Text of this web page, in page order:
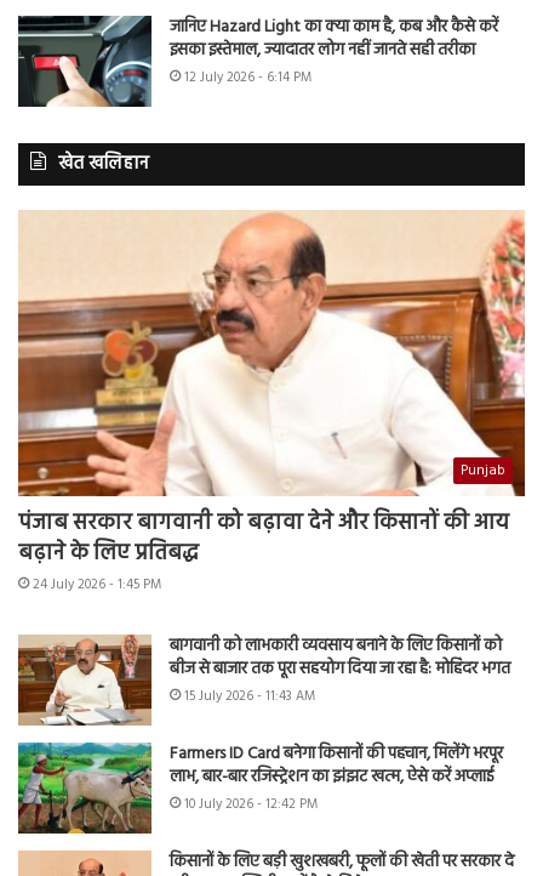
जानिए Hazard Light का क्या काम है, कब और कैसे करें
इसका इस्तेमाल, ज्यादातर लोग नहीं जानते सही तरीका
12 July 2026 - 6:14 PM
खेत खलिहान
Punjab
पंजाब सरकार बागवानी को बढ़ावा देने और किसानों की आय
बढ़ाने के लिए प्रतिबद्ध
24 July 2026 - 1:45 PM
बागवानी को लाभकारी व्यवसाय बनाने के लिए किसानों को
बीज से बाजार तक पूरा सहयोग दिया जा रहा है: मोहिंदर भगत
15 July 2026 - 11:43 AM
Farmers ID Card बनेगा किसानों की पहचान, मिलेंगे भरपूर
लाभ, बार-बार रजिस्ट्रेशन का झंझट खत्म, ऐसे करें अप्लाई
10 July 2026 - 12:42 PM
किसानों के लिए बड़ी खुशखबरी, फूलों की खेती पर सरकार दे